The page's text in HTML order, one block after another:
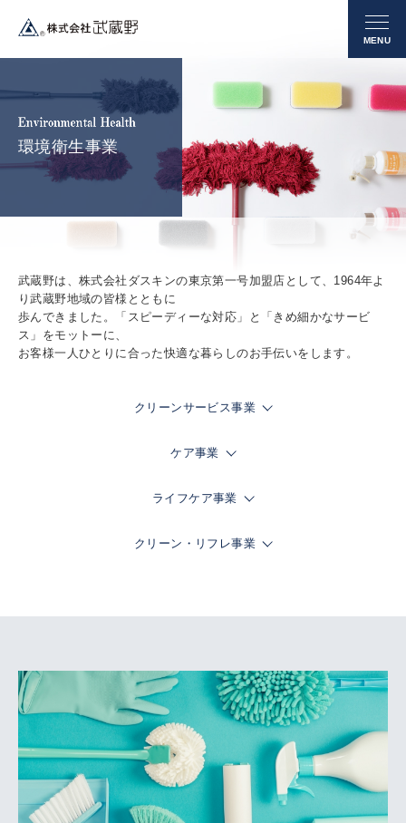
環境衛生事業
武蔵野は、株式会社ダスキンの東京第一号加盟店として、1964年よ
り武蔵野地域の皆様とともに
歩んできました。「スピーディーな対応」と「きめ細かなサービ
ス」をモットーに、
お客様一人ひとりに合った快適な暮らしのお手伝いをします。
クリーンサービス事業
ケア事業
ライフケア事業
クリーン・リフレ事業